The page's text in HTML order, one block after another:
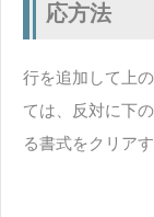
応方法
行を追加して上
ては、反対に下
る書式をクリア